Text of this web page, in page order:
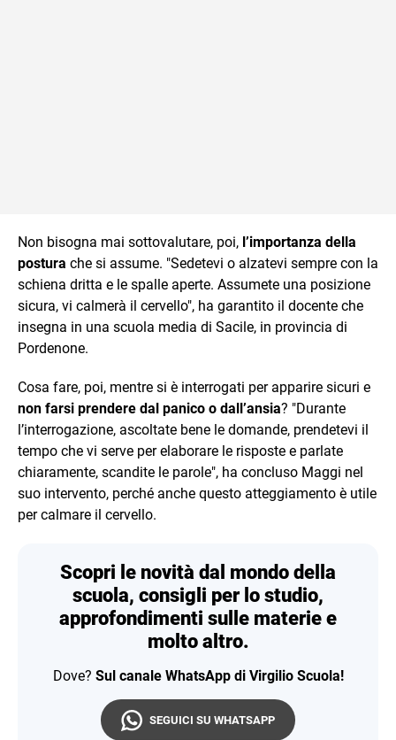
Non bisogna mai sottovalutare, poi, l’importanza della
postura che si assume. "Sedetevi o alzatevi sempre con la
schiena dritta e le spalle aperte. Assumete una posizione
sicura, vi calmerà il cervello", ha garantito il docente che
insegna in una scuola media di Sacile, in provincia di
Pordenone.
Cosa fare, poi, mentre si è interrogati per apparire sicuri e
non farsi prendere dal panico o dall’ansia? "Durante
l’interrogazione, ascoltate bene le domande, prendetevi il
tempo che vi serve per elaborare le risposte e parlate
chiaramente, scandite le parole", ha concluso Maggi nel
suo intervento, perché anche questo atteggiamento è utile
per calmare il cervello.
Scopri le novità dal mondo della
scuola, consigli per lo studio,
approfondimenti sulle materie e
molto altro.
Dove? Sul canale WhatsApp di Virgilio Scuola!
SEGUICI SU WHATSAPP